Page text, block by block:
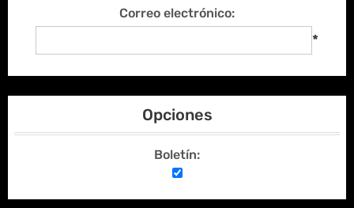
Correo electrónico:
*
Opciones
Boletín: